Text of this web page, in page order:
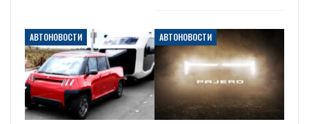
АВТОНОВОСТИ АВТОНОВОСТИ